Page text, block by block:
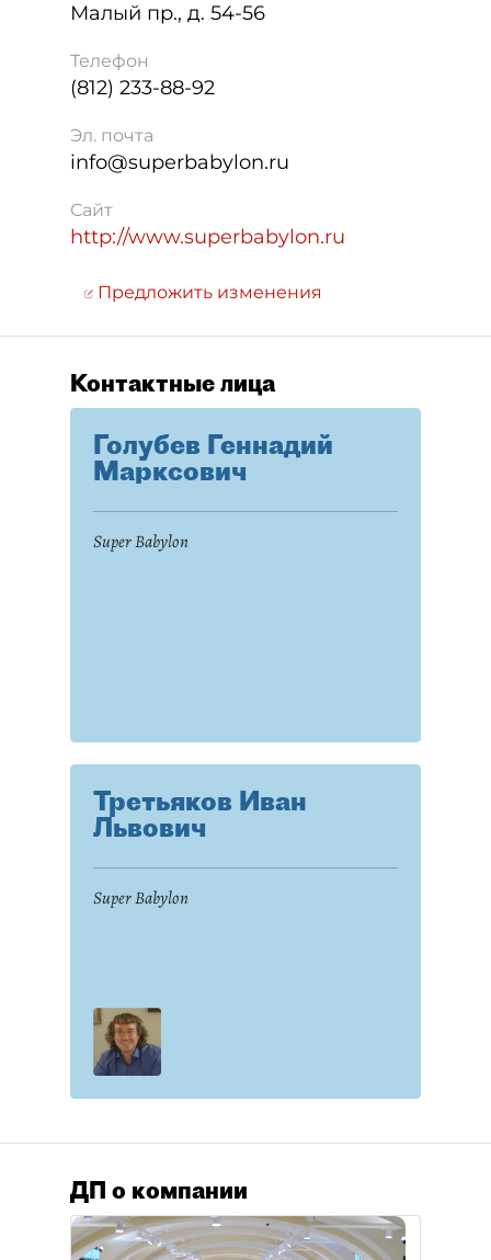
Малый пр., д. 54-56
Телефон
(812) 233-88-92
Эл. почта
info@superbabylon.ru
Сайт
http://www.superbabylon.ru
Предложить изменения
Контактные лица
Голубев Геннадий
Марксович
Super Babylon
Третьяков Иван
Львович
Super Babylon
ДП о компании